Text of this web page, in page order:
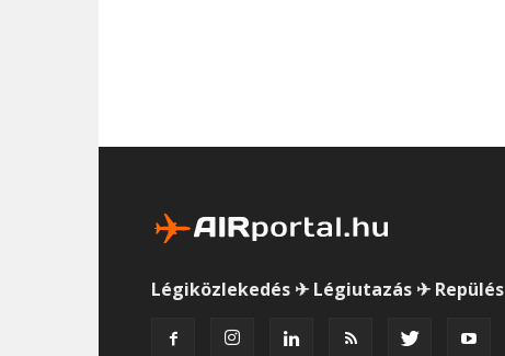
Légiközlekedés ✈ Légiutazás ✈ Repülés